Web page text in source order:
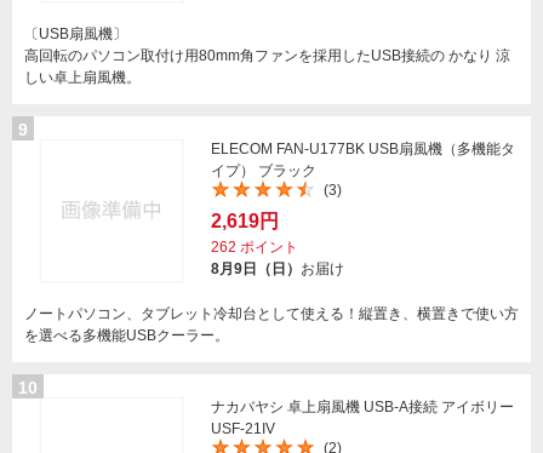
〔USB扇風機〕
高回転のパソコン取付け用80mm角ファンを採用したUSB接続の かなり 涼
しい卓上扇風機。
9
ELECOM FAN-U177BK USB扇風機（多機能タ
イプ） ブラック
(3)
2,619円
262 ポイント
8月9日（日） お届け
ノートパソコン、タブレット冷却台として使える！縦置き、横置きで使い方
を選べる多機能USBクーラー。
10
ナカバヤシ 卓上扇風機 USB-A接続 アイボリー
USF-21IV
(2)